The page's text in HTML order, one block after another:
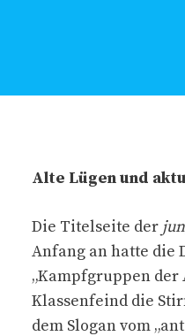
Alte Lügen und
Die Titelseite der
Anfang an hatte die
„Kampfgruppen der
Klassenfeind die
dem Slogan vom